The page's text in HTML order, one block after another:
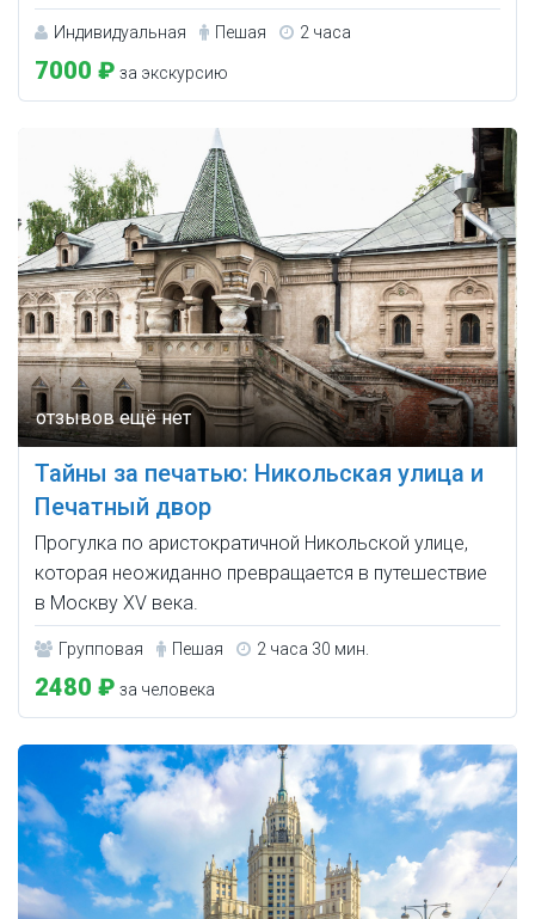
Индивидуальная Пешая 2 часа
7000 ₽ за экскурсию
Тайны за печатью: Никольская улица и
Печатный двор
Прогулка по аристократичной Никольской улице,
которая неожиданно превращается в путешествие
в Москву XV века.
Групповая Пешая 2 часа 30 мин.
2480 ₽ за человека